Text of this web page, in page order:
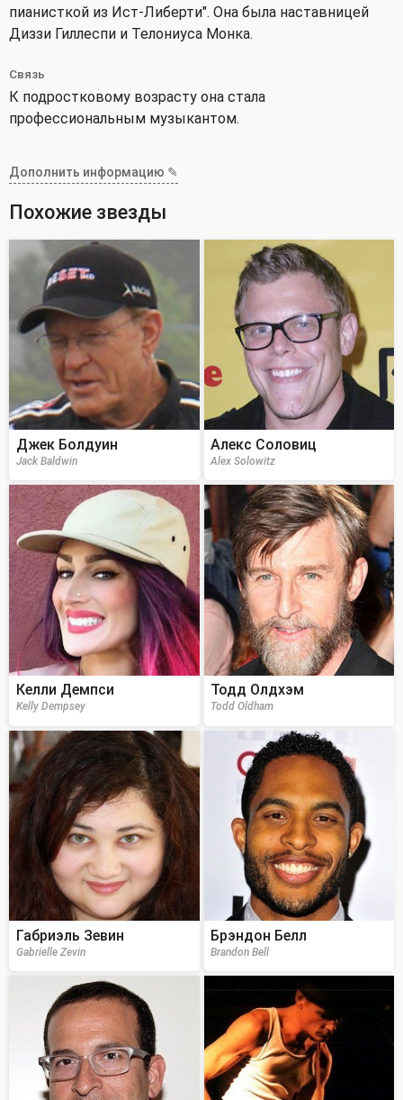
пианисткой из Ист-Либерти". Она была наставницей
Диззи Гиллеспи и Телониуса Монка.
Связь
К подростковому возрасту она стала
профессиональным музыкантом.
Дополнить информацию ✎
Похожие звезды
Джек Болдуин
Jack Baldwin
Алекс Соловиц
Alex Solowitz
Келли Демпси
Kelly Dempsey
Тодд Олдхэм
Todd Oldham
Габриэль Зевин
Gabrielle Zevin
Брэндон Белл
Brandon Bell